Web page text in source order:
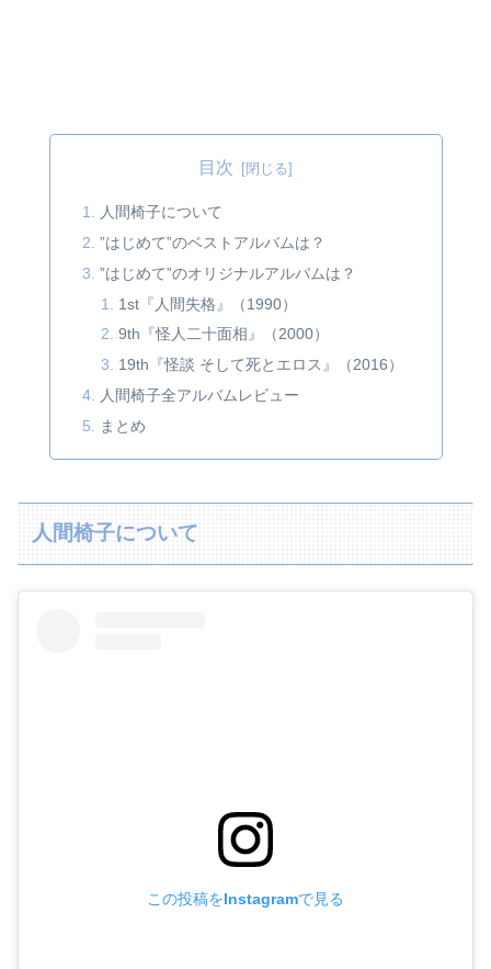
目次
人間椅子について
”はじめて”のベストアルバムは？
”はじめて”のオリジナルアルバムは？
1st『人間失格』（1990）
9th『怪人二十面相』（2000）
19th『怪談 そして死とエロス』（2016）
人間椅子全アルバムレビュー
まとめ
人間椅子について
この投稿をInstagramで見る